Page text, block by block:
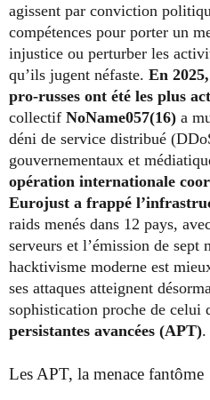
agissent par conviction
compétences pour porter un
injustice ou perturber les
qu’ils jugent néfaste. En
pro-russes ont été les plus
collectif NoName057(16) a
déni de service distribué
gouvernementaux et
opération internationale
Eurojust a frappé
raids menés dans 12 pays,
serveurs et l’émission de sept
hacktivisme moderne est
ses attaques atteignent
sophistication proche de celui
persistantes avancées (APT).
Les APT, la menace fantôme